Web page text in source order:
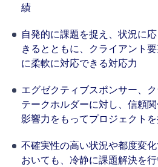
績
自発的に課題を捉え、状況に
きるとともに、クライアント
に柔軟に対応できる対応力
エグゼクティブスポンサー、
テークホルダーに対し、信頼
影響力をもってプロジェクト
不確実性の高い状況や都度変
おいても、冷静に課題解決を